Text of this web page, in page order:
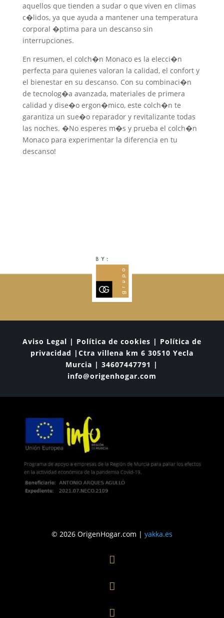
aquellos que tienden a sudar o que viven en climas
c�lidos, ya que ayuda a mantener una temperatura
corporal �ptima para un descanso sin
interrupciones.
En resumen, el colch�n Monaco es la elecci�n
perfecta para quienes valoran la calidad, el confort y
el bienestar en su descanso. Con su combinaci�n
de tecnolog�a avanzada, materiales de primera
calidad y dise�o ergon�mico, este colch�n te
garantiza un sue�o reparador y revitalizante todas
las noches. �No esperes m�s y prueba el colch�n
Monaco para experimentar la diferencia en tu
descanso!
Aviso Legal | Política de cookies | Política de
privacidad |Ctra villena km 6 30510 Yecla
Murcia | 34607447791 |
info@origenhogar.com
© 2026 OrigenHogar.com | yakka.es


